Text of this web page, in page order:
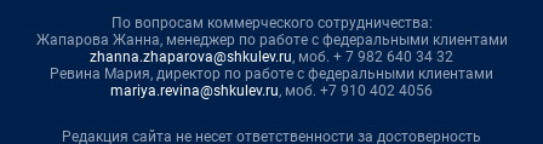
По вопросам коммерческого сотрудничества:
Жапарова Жанна, менеджер по работе с федеральными клиентами
zhanna.zhaparova@shkulev.ru, моб. + 7 982 640 34 32
Ревина Мария, директор по работе с федеральными клиентами
mariya.revina@shkulev.ru, моб. +7 910 402 4056
Редакция сайта не несет ответственности за достоверность